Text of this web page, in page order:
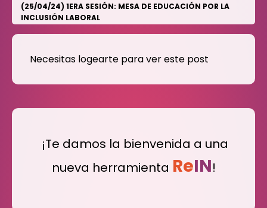
(25/04/24) 1ERA SESIÓN: MESA DE EDUCACIÓN POR LA
INCLUSIÓN LABORAL
Necesitas logearte para ver este post
¡Te damos la bienvenida a una
nueva herramienta ReIN!